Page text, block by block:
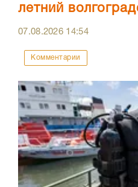
летний
07.08.2026 14:54
Комментарии